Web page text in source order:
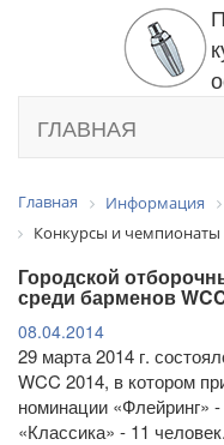
ГЛАВНАЯ
Главная Информация
Конкурсы и чемпионаты
Городской
среди барменов
08.04.2014
29 марта 2014 г.
WCC 2014, в котором
номинации «Флейринг»
«Классика» - 11 человек.